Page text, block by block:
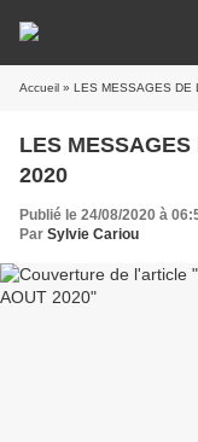
Accueil » LES MESSAGES DE
LES MESSAGES DE
2020
Publié le 24/08/2020 à
Par Sylvie Cariou